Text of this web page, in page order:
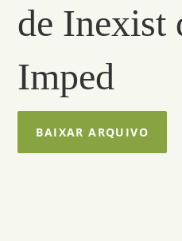
de Inexist
Imped
BAIXAR ARQUIVO